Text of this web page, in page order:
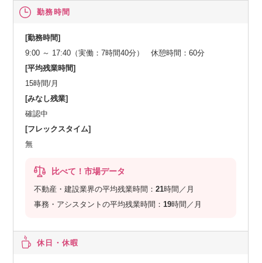
勤務時間
[勤務時間]
9:00 ～ 17:40（実働：7時間40分） 休憩時間：60分
[平均残業時間]
15時間/月
[みなし残業]
確認中
[フレックスタイム]
無
比べて！市場データ
不動産・建設業界の平均残業時間：21時間／月
事務・アシスタントの平均残業時間： 19時間／月
休日・休暇